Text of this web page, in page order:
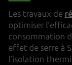
Les travaux de
optimiser
consommation
effet de serre à
l'isolation